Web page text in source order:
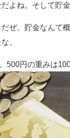
よね。そして貯
ぜ。貯金なんて
。
円の重みは